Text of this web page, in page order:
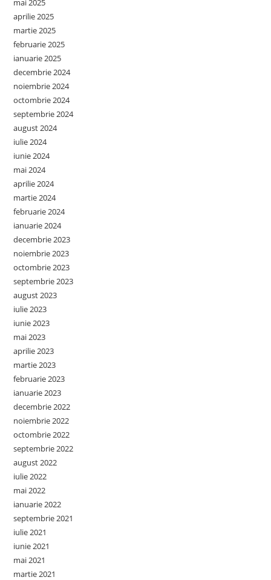
mai 2025
aprilie 2025
martie 2025
februarie 2025
ianuarie 2025
decembrie 2024
noiembrie 2024
octombrie 2024
septembrie 2024
august 2024
iulie 2024
iunie 2024
mai 2024
aprilie 2024
martie 2024
februarie 2024
ianuarie 2024
decembrie 2023
noiembrie 2023
octombrie 2023
septembrie 2023
august 2023
iulie 2023
iunie 2023
mai 2023
aprilie 2023
martie 2023
februarie 2023
ianuarie 2023
decembrie 2022
noiembrie 2022
octombrie 2022
septembrie 2022
august 2022
iulie 2022
mai 2022
ianuarie 2022
septembrie 2021
iulie 2021
iunie 2021
mai 2021
martie 2021